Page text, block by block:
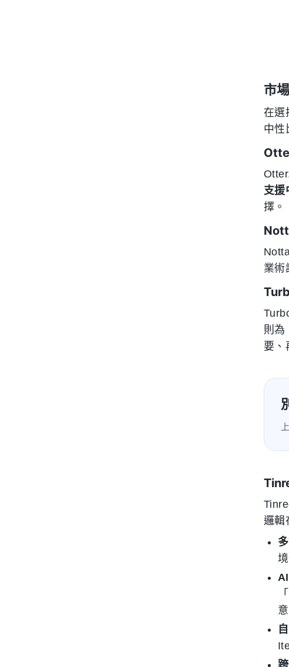
市
在選
中性
支援
擇。
業術
則為
要、
邏輯